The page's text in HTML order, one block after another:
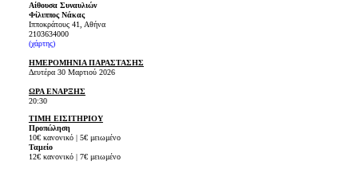
Αίθουσα Συναυλιών
Φίλιππος Νάκας
Ιπποκράτους 41, Αθήνα
2103634000
(χάρτης)
ΗΜΕΡΟΜΗΝΙΑ ΠΑΡΑΣΤΑΣΗΣ
Δευτέρα 30 Μαρτιού 2026
ΩΡΑ ΕΝΑΡΞΗΣ
20:30
ΤΙΜΗ ΕΙΣΙΤΗΡΙΟΥ
Προπώληση
10€ κανονικό | 5€ μειωμένο
Ταμείο
12€ κανονικό | 7€ μειωμένο